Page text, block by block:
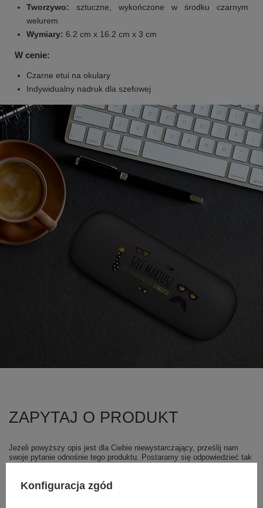
Tworzywo:
sztuczne, wykończone w środku czarnym
welurem
Wymiary: 6.2 cm x 16.2 cm x 3 cm
W cenie:
Czarne etui na okulary
Indywidualny nadruk dla szefowej
ZAPYTAJ O PRODUKT
Jeżeli powyższy opis jest dla Ciebie niewystarczający, prześlij nam
swoje pytanie odnośnie tego produktu. Postaramy się odpowiedzieć tak
Konfiguracja zgód